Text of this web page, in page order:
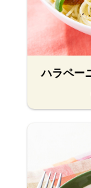
ハラペー